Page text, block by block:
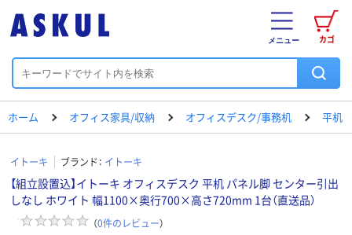
カゴ
メニュー
ホーム オフィス家具/収納 オフィスデスク/事務机 平机
イトーキ ブランド： イトーキ
【組立設置込】イトーキ オフィスデスク 平机 パネル脚 センター引出
しなし ホワイト 幅1100×奥行700×高さ720mm 1台（直送品）
（0件のレビュー）